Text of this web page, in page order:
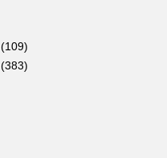
(109)
(383)